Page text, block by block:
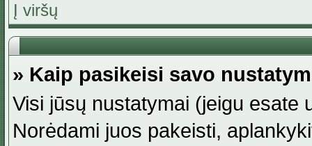
Į viršų
» Kaip pasikeisi savo
Visi jūsų nustatymai (jeigu esate
Norėdami juos pakeisti,